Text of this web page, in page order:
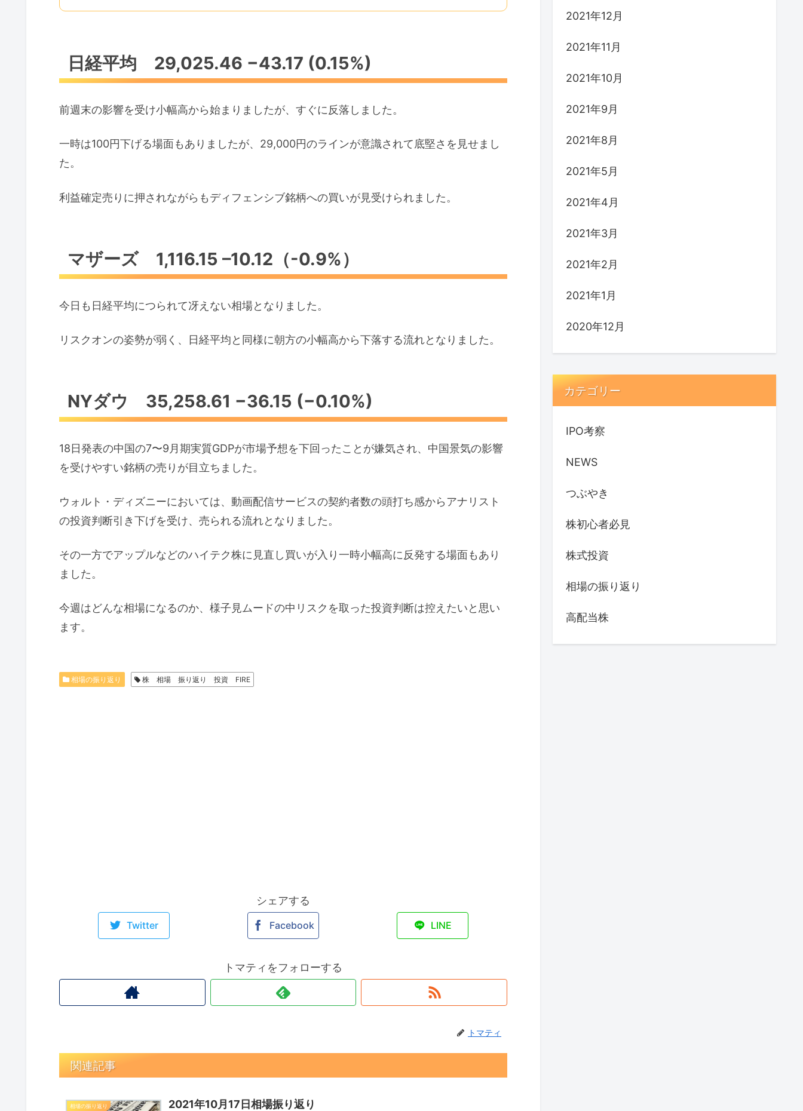
日経平均 29,025.46 −43.17 (0.15%)
前週末の影響を受け小幅高から始まりましたが、すぐに反落しました。
一時は100円下げる場面もありましたが、29,000円のラインが意識されて底堅さを見せまし
た。
利益確定売りに押されながらもディフェンシブ銘柄への買いが見受けられました。
マザーズ 1,116.15 –10.12（-0.9%）
今日も日経平均につられて冴えない相場となりました。
リスクオンの姿勢が弱く、日経平均と同様に朝方の小幅高から下落する流れとなりました。
NYダウ 35,258.61 −36.15 (−0.10%)
18日発表の中国の7〜9月期実質GDPが市場予想を下回ったことが嫌気され、中国景気の影響
を受けやすい銘柄の売りが目立ちました。
ウォルト・ディズニーにおいては、動画配信サービスの契約者数の頭打ち感からアナリスト
の投資判断引き下げを受け、売られる流れとなりました。
その一方でアップルなどのハイテク株に見直し買いが入り一時小幅高に反発する場面もあり
ました。
今週はどんな相場になるのか、様子見ムードの中リスクを取った投資判断は控えたいと思い
ます。
相場の振り返り 株 相場 振り返り 投資 FIRE
シェアする
Twitter Facebook LINE
トマティをフォローする
トマティ
関連記事
相場の振り返り 2021年10月17日相場振り返り
2021年12月
2021年11月
2021年10月
2021年9月
2021年8月
2021年5月
2021年4月
2021年3月
2021年2月
2021年1月
2020年12月
カテゴリー
IPO考察
NEWS
つぶやき
株初心者必見
株式投資
相場の振り返り
高配当株